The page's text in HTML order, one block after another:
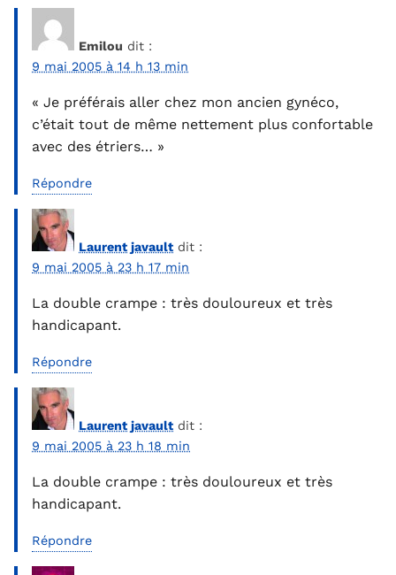
Emilou dit :
9 mai 2005 à 14 h 13 min
« Je préférais aller chez mon ancien gynéco,
c’était tout de même nettement plus confortable
avec des étriers… »
Répondre
Laurent javault dit :
9 mai 2005 à 23 h 17 min
La double crampe : très douloureux et très
handicapant.
Répondre
Laurent javault dit :
9 mai 2005 à 23 h 18 min
La double crampe : très douloureux et très
handicapant.
Répondre